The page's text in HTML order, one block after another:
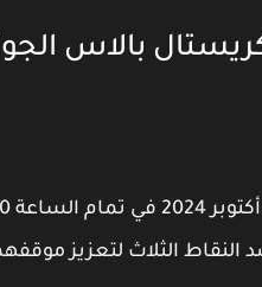
بالاس
النقاط الثلاث لتعزيز